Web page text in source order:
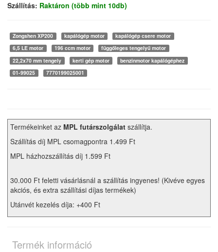
Szállítás: Raktáron (több mint 10db)
Zongshen XP200 kapálógép motor
kapálógép csere motor
6,5 LE motor
196 ccm motor
függőleges tengelyű motor
22,2x70 mm tengely
kerti gép motor
benzinmotor kapálógéphez
01-99025
7770199025001
Termékeinket az MPL futárszolgálat szállítja.
Szállítás díj MPL csomagpontra 1.499 Ft
MPL házhozszállítás díj 1.599 Ft
30.000 Ft feletti vásárlásnál a szállítás ingyenes! (Kivéve egyes
akciós, és extra szállítási díjas termékek)
Utánvét kezelés díja: +400 Ft
Termék információ